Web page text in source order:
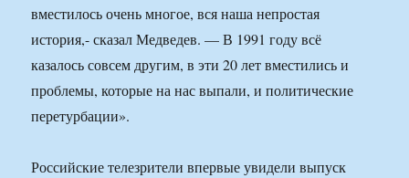
вместилось очень многое, вся наша непростая
история,- сказал Медведев. — В 1991 году всё
казалось совсем другим, в эти 20 лет вместились и
проблемы, которые на нас выпали, и политические
перетурбации».
Российские телезрители впервые увидели выпуск